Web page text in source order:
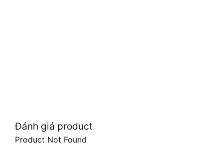
Đánh giá product
Product Not Found